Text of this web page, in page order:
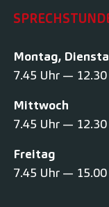
Montag,
7.45 Uhr —
Mittwoch
7.45 Uhr —
Freitag
7.45 Uhr —